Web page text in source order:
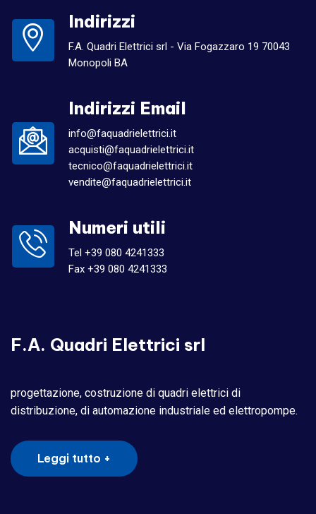
Indirizzi
F.A. Quadri Elettrici srl - Via Fogazzaro 19 70043
Monopoli BA
Indirizzi Email
info@faquadrielettrici.it
acquisti@faquadrielettrici.it
tecnico@faquadrielettrici.it
vendite@faquadrielettrici.it
Numeri utili
Tel +39 080 4241333
Fax +39 080 4241333
F.A. Quadri Elettrici srl
progettazione, costruzione di quadri elettrici di
distribuzione, di automazione industriale ed elettropompe.
Leggi tutto +